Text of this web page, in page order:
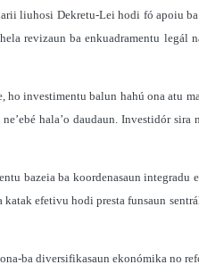
liuhosi Dekretu-Lei hodi fó apoiu
revizaun ba enkuadramentu legál
investimentu balun hahú ona atu
hala’o daudaun. Investidór
bazeia ba koordenasaun
efetivu hodi presta funsaun
ba diversifikasaun ekonómika no